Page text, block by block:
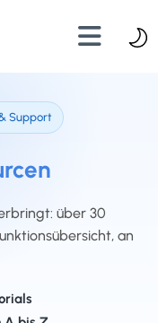
Support
über 30
an